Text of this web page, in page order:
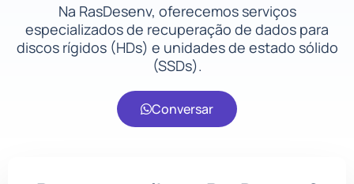
Na RasDesenv, oferecemos serviços
especializados de recuperação de dados para
discos rígidos (HDs) e unidades de estado sólido
(SSDs).
Conversar